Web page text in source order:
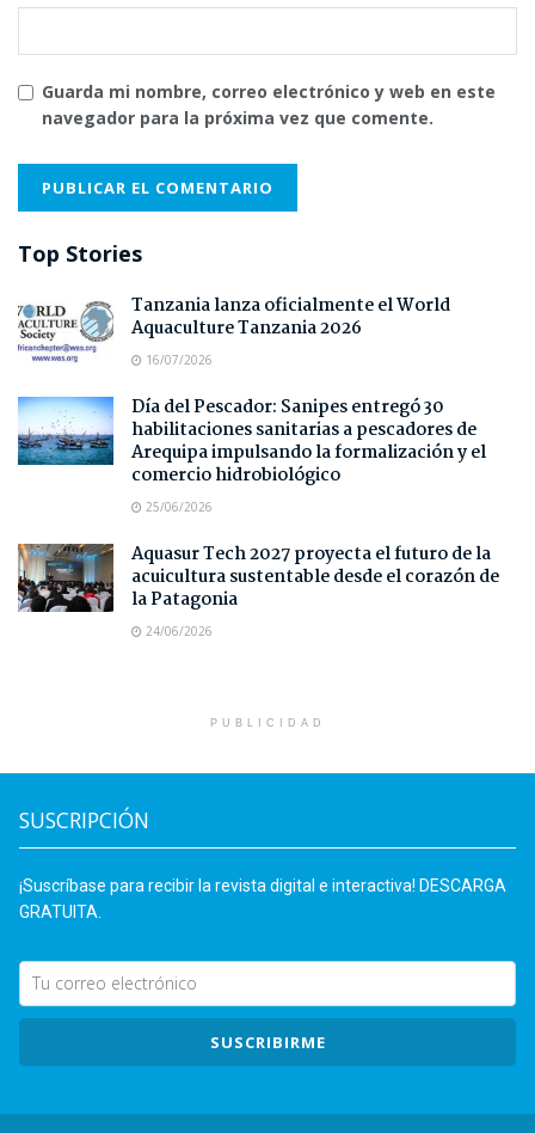
Guarda mi nombre, correo electrónico y web en este
navegador para la próxima vez que comente.
Top Stories
Tanzania lanza oficialmente el World
Aquaculture Tanzania 2026
16/07/2026
Día del Pescador: Sanipes entregó 30
habilitaciones sanitarias a pescadores de
Arequipa impulsando la formalización y el
comercio hidrobiológico
25/06/2026
Aquasur Tech 2027 proyecta el futuro de la
acuicultura sustentable desde el corazón de
la Patagonia
24/06/2026
PUBLICIDAD
SUSCRIPCIÓN
¡Suscríbase para recibir la revista digital e interactiva! DESCARGA
GRATUITA.
SUSCRIBIRME